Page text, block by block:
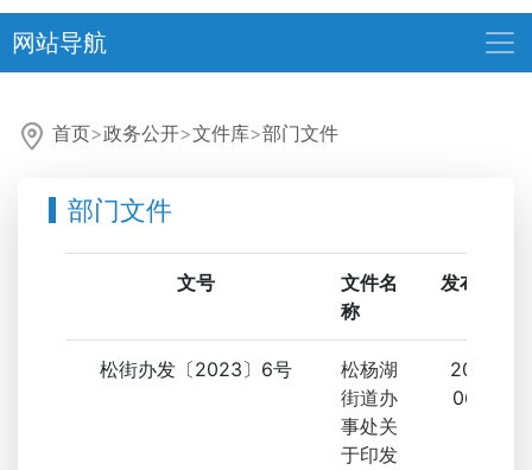
网站导航
首页>政务公开>文件库>部门文件
部门文件
文号
文件名
称
发布日期
松街办发〔2023〕6号
松杨湖
街道办
事处关
于印发
2023-
06-16